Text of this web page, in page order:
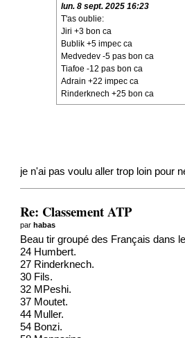
lun. 8 sept. 2025 16:23
T'as oublie:
Jiri +3 bon ca
Bublik +5 impec ca
Medvedev -5 pas bon ca
Tiafoe -12 pas bon ca
Adrain +22 impec ca
Rinderknech +25 bon ca
je n'ai pas voulu aller trop loin pour
Re: Classement ATP
parhabas
Beau tir groupé des Français dans
24 Humbert.
27 Rinderknech.
30 Fils.
32 MPeshi.
37 Moutet.
44 Muller.
54 Bonzi.